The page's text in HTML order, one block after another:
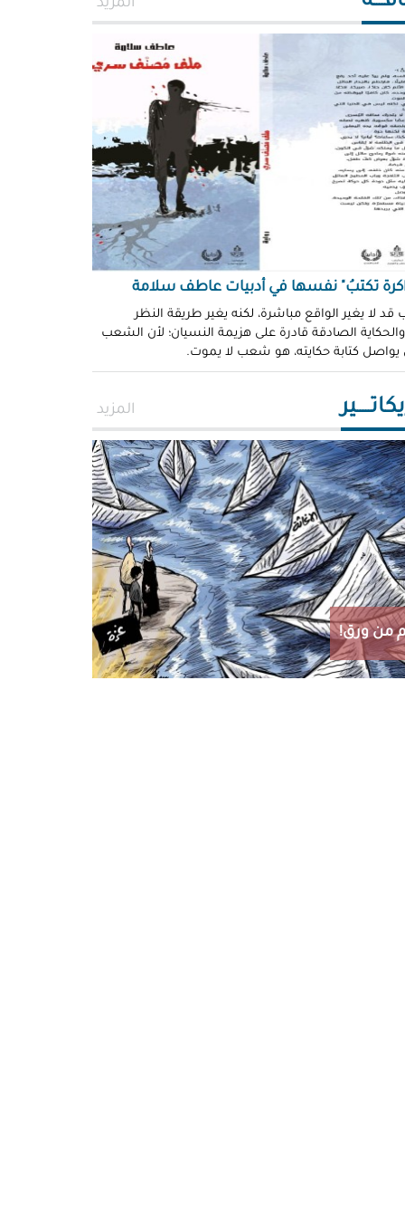
المزيد
تكتبُ" نفسها في أدبيات عاطف سلامة
قد لا يغير الواقع مباشرة، لكنه يغير طريقة النظر
والحكاية الصادقة قادرة على هزيمة النسيان؛ لأن الشعب
يواصل كتابة حكايته، هو شعب لا يموت.
المزيد
من ورق!